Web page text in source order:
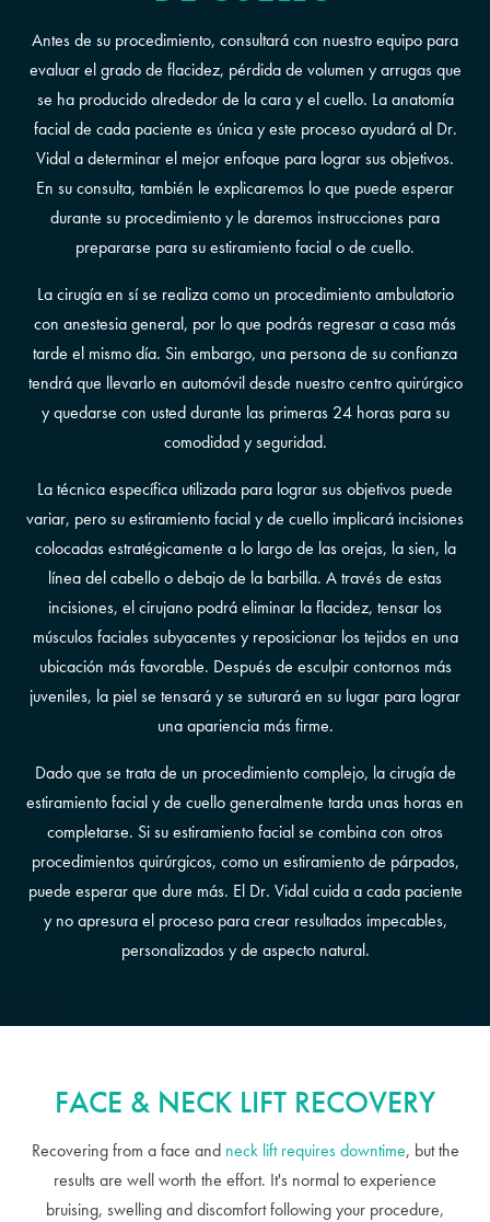
Antes de su procedimiento, consultará con nuestro equipo para
evaluar el grado de flacidez, pérdida de volumen y arrugas que
se ha producido alrededor de la cara y el cuello. La anatomía
facial de cada paciente es única y este proceso ayudará al Dr.
Vidal a determinar el mejor enfoque para lograr sus objetivos.
En su consulta, también le explicaremos lo que puede esperar
durante su procedimiento y le daremos instrucciones para
prepararse para su estiramiento facial o de cuello.
La cirugía en sí se realiza como un procedimiento ambulatorio
con anestesia general, por lo que podrás regresar a casa más
tarde el mismo día. Sin embargo, una persona de su confianza
tendrá que llevarlo en automóvil desde nuestro centro quirúrgico
y quedarse con usted durante las primeras 24 horas para su
comodidad y seguridad.
La técnica específica utilizada para lograr sus objetivos puede
variar, pero su estiramiento facial y de cuello implicará incisiones
colocadas estratégicamente a lo largo de las orejas, la sien, la
línea del cabello o debajo de la barbilla. A través de estas
incisiones, el cirujano podrá eliminar la flacidez, tensar los
músculos faciales subyacentes y reposicionar los tejidos en una
ubicación más favorable. Después de esculpir contornos más
juveniles, la piel se tensará y se suturará en su lugar para lograr
una apariencia más firme.
Dado que se trata de un procedimiento complejo, la cirugía de
estiramiento facial y de cuello generalmente tarda unas horas en
completarse. Si su estiramiento facial se combina con otros
procedimientos quirúrgicos, como un estiramiento de párpados,
puede esperar que dure más. El Dr. Vidal cuida a cada paciente
y no apresura el proceso para crear resultados impecables,
personalizados y de aspecto natural.
FACE & NECK LIFT RECOVERY
Recovering from a face and neck lift requires downtime, but the
results are well worth the effort. It's normal to experience
bruising, swelling and discomfort following your procedure,